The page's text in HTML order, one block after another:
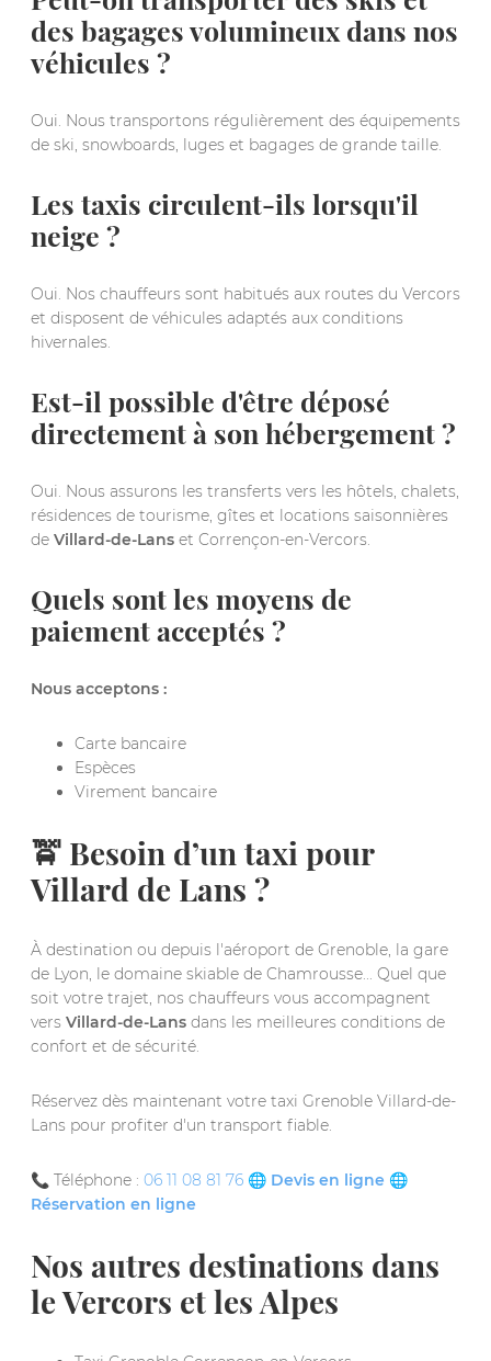
des bagages volumineux dans nos
véhicules ?
Oui. Nous transportons régulièrement des équipements
de ski, snowboards, luges et bagages de grande taille.
Les taxis circulent-ils lorsqu'il
neige ?
Oui. Nos chauffeurs sont habitués aux routes du Vercors
et disposent de véhicules adaptés aux conditions
hivernales.
Est-il possible d'être déposé
directement à son hébergement ?
Oui. Nous assurons les transferts vers les hôtels, chalets,
résidences de tourisme, gîtes et locations saisonnières
de Villard-de-Lans et Corrençon-en-Vercors.
Quels sont les moyens de
paiement acceptés ?
Nous acceptons :
Carte bancaire
Espèces
Virement bancaire
🚖 Besoin d’un taxi pour
Villard de Lans ?
À destination ou depuis l'aéroport de Grenoble, la gare
de Lyon, le domaine skiable de Chamrousse... Quel que
soit votre trajet, nos chauffeurs vous accompagnent
vers Villard-de-Lans dans les meilleures conditions de
confort et de sécurité.
Réservez dès maintenant votre taxi Grenoble Villard-de-
Lans pour profiter d'un transport fiable.
📞 Téléphone : 06 11 08 81 76 🌐 Devis en ligne 🌐
Réservation en ligne
Nos autres destinations dans
le Vercors et les Alpes